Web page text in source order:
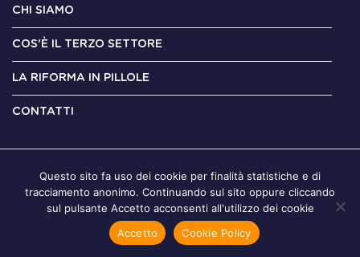
CHI SIAMO
COS'È IL TERZO SETTORE
LA RIFORMA IN PILLOLE
CONTATTI
Questo sito fa uso dei cookie per finalità statistiche e di
tracciamento anonimo. Continuando sul sito oppure cliccando
sul pulsante Accetto acconsenti all'utilizzo dei cookie
Accetto
Cookie Policy